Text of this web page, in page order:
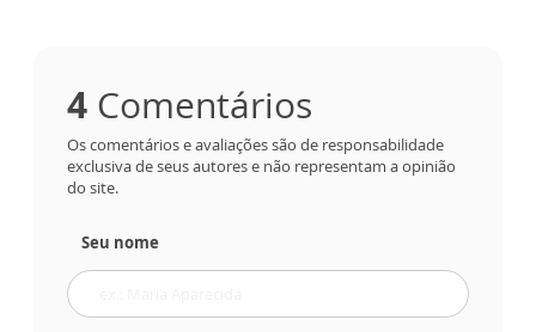
4 Comentários
Os comentários e avaliações são de responsabilidade
exclusiva de seus autores e não representam a opinião
do site.
Seu nome